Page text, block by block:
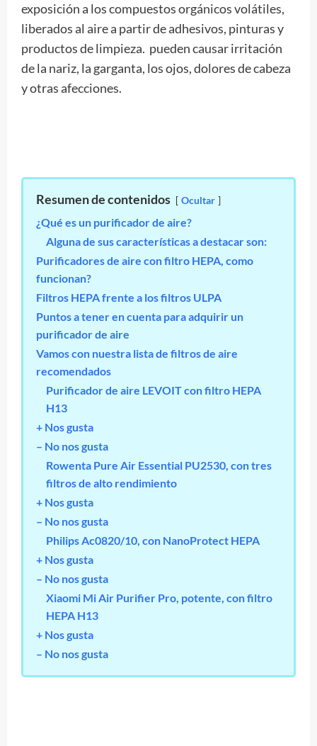
exposición a los compuestos orgánicos volátiles,
liberados al aire a partir de adhesivos, pinturas y
productos de limpieza. pueden causar irritación
de la nariz, la garganta, los ojos, dolores de cabeza
y otras afecciones.
Resumen de contenidos Ocultar
¿Qué es un purificador de aire?
Alguna de sus características a destacar son:
Purificadores de aire con filtro HEPA, como
funcionan?
Filtros HEPA frente a los filtros ULPA
Puntos a tener en cuenta para adquirir un
purificador de aire
Vamos con nuestra lista de filtros de aire
recomendados
Purificador de aire LEVOIT con filtro HEPA
H13
+ Nos gusta
– No nos gusta
Rowenta Pure Air Essential PU2530, con tres
filtros de alto rendimiento
+ Nos gusta
– No nos gusta
Philips Ac0820/10, con NanoProtect HEPA
+ Nos gusta
– No nos gusta
Xiaomi Mi Air Purifier Pro, potente, con filtro
HEPA H13
+ Nos gusta
– No nos gusta